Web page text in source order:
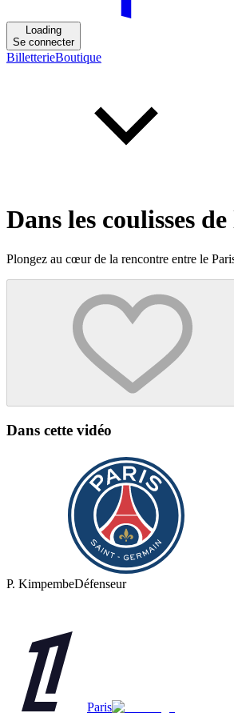
Loading
Se connecter
BilletterieBoutique
Dans les coulisses
Plongez au cœur de la rencontre entre le
Dans cette vidéo
P. KimpembeDéfenseur
Paris